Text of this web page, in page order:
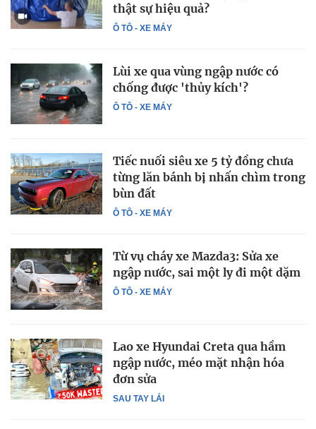
Ô TÔ - XE MÁY
thật sự hiệu quả?
Ô TÔ - XE MÁY
Lùi xe qua vùng ngập nước có
chống được 'thủy kích'?
Ô TÔ - XE MÁY
Tiếc nuối siêu xe 5 tỷ đồng chưa
từng lăn bánh bị nhấn chìm trong
bùn đất
Ô TÔ - XE MÁY
Từ vụ cháy xe Mazda3: Sửa xe
ngập nước, sai một ly đi một dặm
SAU TAY LÁI
Lao xe Hyundai Creta qua hầm
ngập nước, méo mặt nhận hóa
đơn sửa